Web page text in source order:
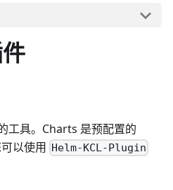
工具。Charts 是预配置的
以使用 Helm-KCL-Plugin